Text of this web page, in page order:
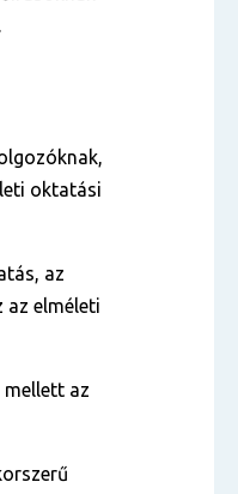
oktatási
az
elméleti
az